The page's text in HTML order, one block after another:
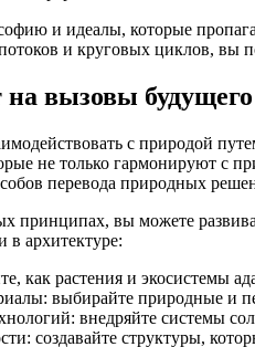
и идеалы, которые
и круговых циклов, вы
на вызовы
с природой
не только гармонируют с
перевода природных
принципах, вы можете
архитектуре:
как растения и экосистемы
выбирайте природные и
внедряйте системы
создавайте структуры,